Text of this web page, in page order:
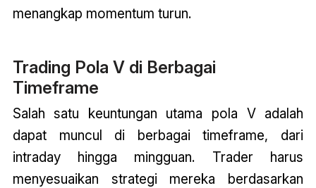
menangkap momentum turun.
Trading Pola V di Berbagai
Timeframe
Salah satu keuntungan utama pola V adalah
dapat muncul di berbagai timeframe, dari
intraday hingga mingguan. Trader harus
menyesuaikan strategi mereka berdasarkan